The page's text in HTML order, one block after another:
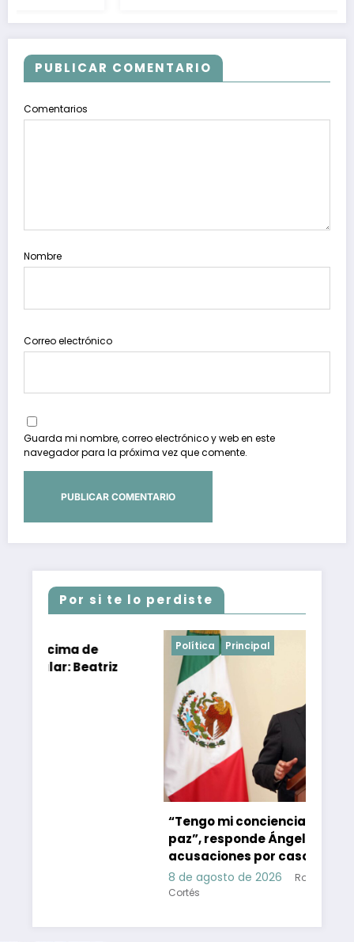
PUBLICAR COMENTARIO
Comentarios
Nombre
Correo electrónico
Guarda mi nombre, correo electrónico y web en este
navegador para la próxima vez que comente.
Por si te lo perdiste
Principal
“Tengo mi conciencia tranquila y en
paz”, responde Ángel Aguirre a
acusaciones por caso Ayotzinapa
8 de agosto de 2026
Roberto Antonio Camps